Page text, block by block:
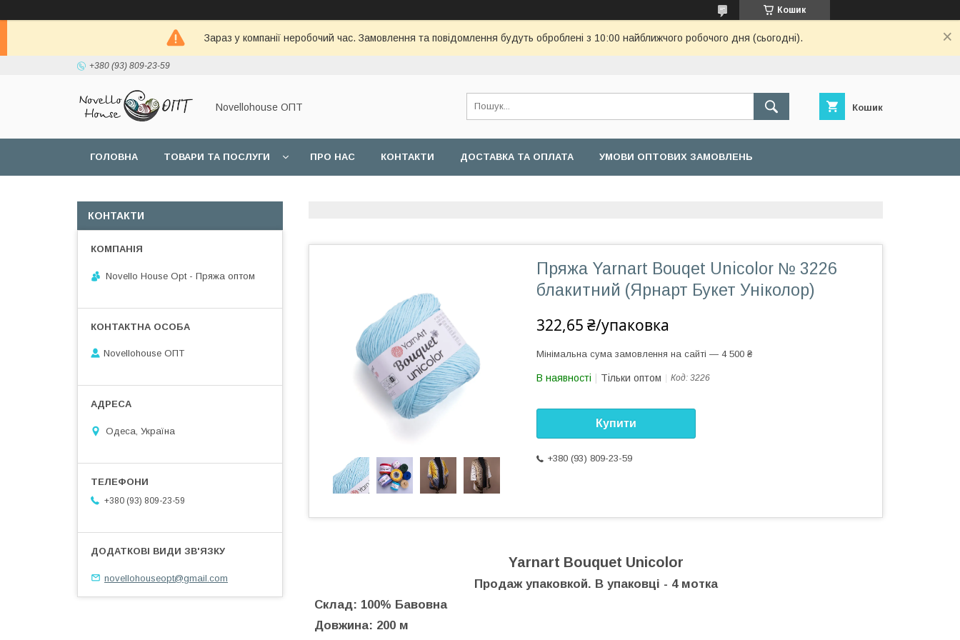
Кошик
Зараз у компанії неробочий час. Замовлення та повідомлення будуть оброблені з 10:00 найближчого робочого дня (сьогодні).
+380 (93) 809-23-59
Novellohouse ОПТ Кошик
ГОЛОВНА ТОВАРИ ТА ПОСЛУГИ ПРО НАС КОНТАКТИ ДОСТАВКА ТА ОПЛАТА УМОВИ ОПТОВИХ ЗАМОВЛЕНЬ
Пряжа Yarnart Bouqet Unicolor № 3226
блакитний (Ярнарт Букет Уніколор)
322,65 ₴/упаковка
Мінімальна сума замовлення на сайті — 4 500 ₴
В наявності Тільки оптом Код: 3226
Купити
+380 (93) 809-23-59
Yarnart Bouquet Unicolor
Продаж упаковкой. В упаковці - 4 мотка
Склад: 100% Бавовна
Довжина: 200 м
КОНТАКТИ
Novello House Opt - Пряжа оптом
Novellohouse ОПТ
Одеса, Україна
+380 (93) 809-23-59
novellohouseopt@gmail.com